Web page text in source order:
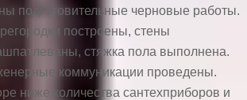
подготовительные черновые работы.
построены, стены
стяжка пола выполнена.
коммуникации проведены.
ниже количества сантехприборов и